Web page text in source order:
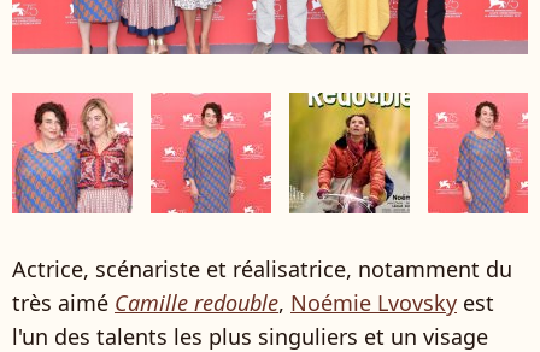
Actrice, scénariste et réalisatrice, notamment du
très aimé Camille redouble, Noémie Lvovsky est
l'un des talents les plus singuliers et un visage